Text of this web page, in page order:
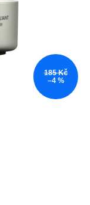
185 Kč
–4 %